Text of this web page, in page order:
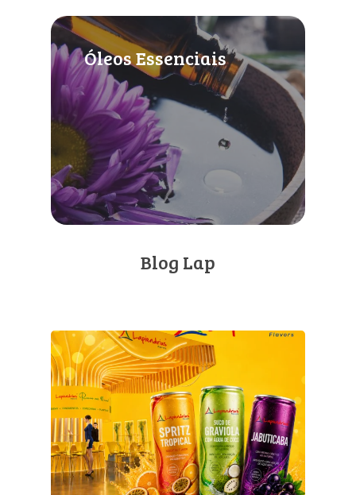
Óleos Essenciais
Blog Lap